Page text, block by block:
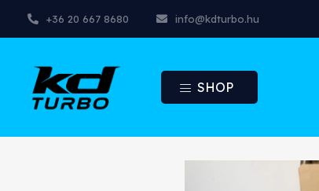
+36 20 667 8680 info@kdturbo.hu
SHOP